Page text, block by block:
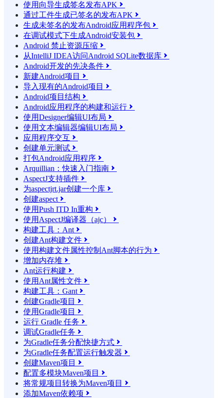
使用向导生成签名发布APK 
通过工件生成已签名的发布APK 
生成未签名的发布Android应用程序包 
在调试模式下生成Android安装包 
Android 禁止资源压缩 
从IntelliJ IDEA访问Android SQLite数据库 
Android开发的先决条件 
新建Android项目 
导入现有的Android项目 
Android项目结构 
Android应用程序的构建和运行 
使用Designer编辑UI布局 
使用文本编辑器编辑UI布局 
应用程序交互 
创建单元测试 
打包Android应用程序 
Arquillian：快速入门指南 
AspectJ支持插件 
为aspectjrt.jar创建一个库 
创建aspect 
使用Push ITD In重构 
使用AspectJ编译器（ajc） 
构建工具：Ant 
创建Ant构建文件 
使用构建文件属性控制Ant脚本的行为 
增加内存堆 
Ant运行构建 
使用Ant属性文件 
构建工具：Gant 
创建Gradle项目 
使用Gradle项目 
运行 Gradle 任务 
调试Gradle任务 
为Gradle任务分配快捷方式 
为Gradle任务配置运行触发器 
创建Maven项目 
配置多模块Maven项目 
将常规项目转换为Maven项目 
添加Maven依赖项 